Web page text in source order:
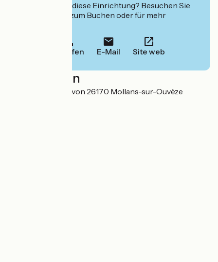
Interessiert Sie diese Einrichtung? Besuchen Sie
deren Website zum Buchen oder für mehr
Anrufen E-Mail Site web
Localisation
Hameau de Pierrevon 26170 Mollans-sur-Ouvèze